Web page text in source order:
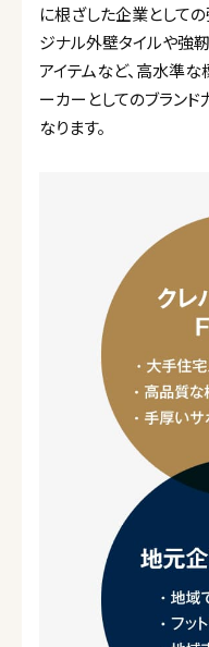
に根ざした企業として
ジナル外壁タイルや強
アイテムなど、高水準
ーカーとしてのブラン
なります。